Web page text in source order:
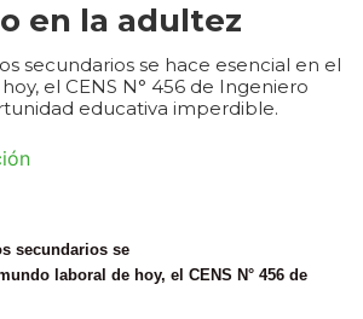
en la adultez
secundarios se hace esencial en el
el CENS N° 456 de Ingeniero
educativa imperdible.
secundarios se
laboral de hoy, el CENS N° 456 de